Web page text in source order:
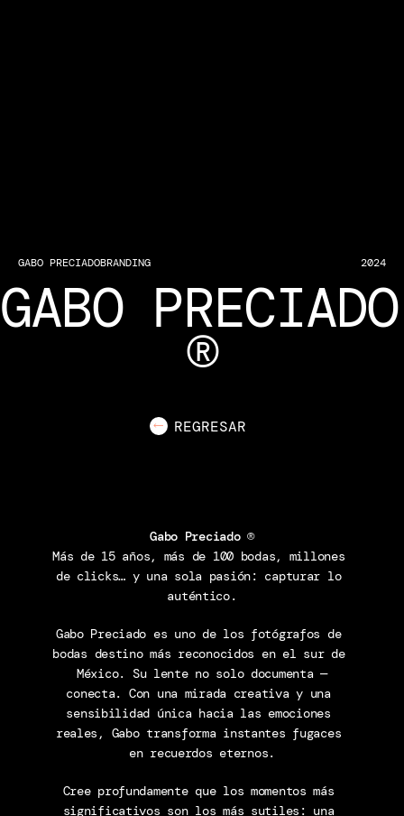
GABO PRECIADO
®
GABO PRECIADOBRANDING 2024
REGRESAR
Gabo Preciado ®
Más de 15 años, más de 100 bodas, millones
de clicks… y una sola pasión: capturar lo
auténtico.
Gabo Preciado es uno de los fotógrafos de
bodas destino más reconocidos en el sur de
México. Su lente no solo documenta —
conecta. Con una mirada creativa y una
sensibilidad única hacia las emociones
reales, Gabo transforma instantes fugaces
en recuerdos eternos.
Cree profundamente que los momentos más
significativos son los más sutiles: una